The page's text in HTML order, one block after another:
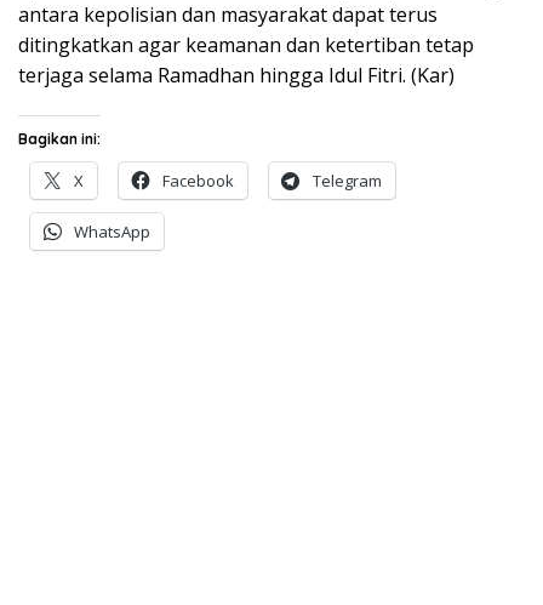
antara kepolisian dan masyarakat dapat terus
ditingkatkan agar keamanan dan ketertiban tetap
terjaga selama Ramadhan hingga Idul Fitri. (Kar)
Bagikan ini:
X Facebook Telegram
WhatsApp